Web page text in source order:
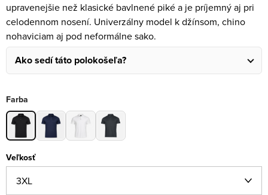
upravenejšie než klasické bavlnené piké a je príjemný aj pri
celodennom nosení. Univerzálny model k džínsom, chino
nohaviciam aj pod neformálne sako.
Ako sedí táto polokošeľa?
Farba
Veľkosť